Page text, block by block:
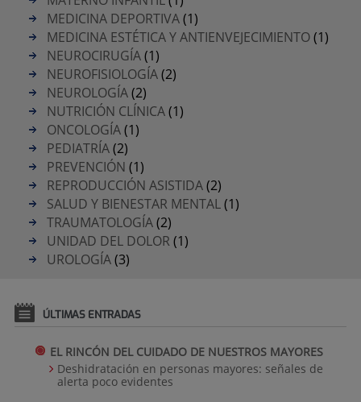
MEDICINA DEPORTIVA(1)
MEDICINA ESTÉTICA Y ANTIENVEJECIMIENTO(1)
NEUROCIRUGÍA(1)
NEUROFISIOLOGÍA(2)
NEUROLOGÍA(2)
NUTRICIÓN CLÍNICA(1)
ONCOLOGÍA(1)
PEDIATRÍA(2)
PREVENCIÓN (1)
REPRODUCCIÓN ASISTIDA(2)
SALUD Y BIENESTAR MENTAL(1)
TRAUMATOLOGÍA(2)
UNIDAD DEL DOLOR(1)
UROLOGÍA(3)
ÚLTIMAS ENTRADAS
EL RINCÓN DEL CUIDADO DE NUESTROS MAYORES
Deshidratación en personas mayores: señales de
alerta poco evidentes